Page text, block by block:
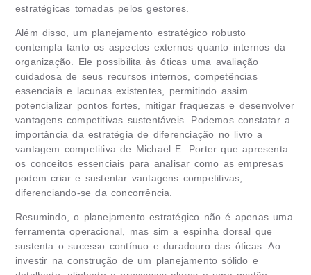
estratégicas tomadas pelos gestores.
Além disso, um planejamento estratégico robusto
contempla tanto os aspectos externos quanto internos da
organização. Ele possibilita às óticas uma avaliação
cuidadosa de seus recursos internos, competências
essenciais e lacunas existentes, permitindo assim
potencializar pontos fortes, mitigar fraquezas e desenvolver
vantagens competitivas sustentáveis. Podemos constatar a
importância da estratégia de diferenciação no livro a
vantagem competitiva de Michael E. Porter que apresenta
os conceitos essenciais para analisar como as empresas
podem criar e sustentar vantagens competitivas,
diferenciando-se da concorrência.
Resumindo, o planejamento estratégico não é apenas uma
ferramenta operacional, mas sim a espinha dorsal que
sustenta o sucesso contínuo e duradouro das óticas. Ao
investir na construção de um planejamento sólido e